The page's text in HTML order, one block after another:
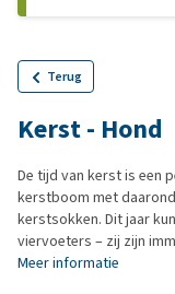
Terug
Kerst - Hond
De tijd van kerst is een
kerstboom met
kerstsokken. Dit jaar
viervoeters – zij zijn
Meer informatie